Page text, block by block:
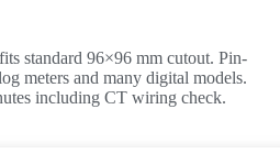
standard 96×96 mm cutout. Pin-
meters and many digital models.
including CT wiring check.